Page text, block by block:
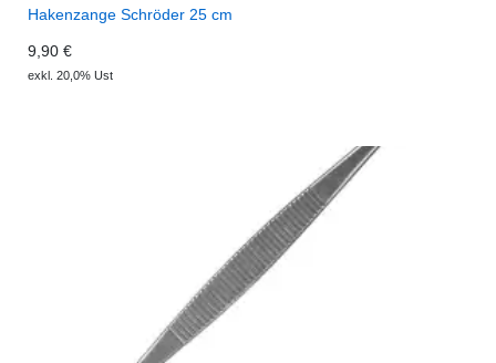
Hakenzange Schröder 25 cm
9,90 €
exkl. 20,0% Ust